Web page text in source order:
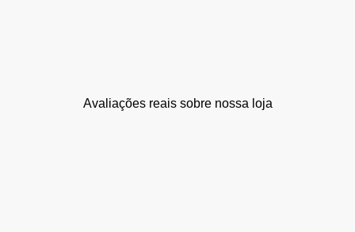
Avaliações reais sobre nossa loja